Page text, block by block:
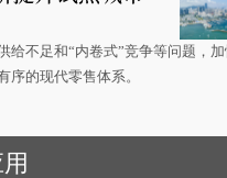
给不足和“内卷式”竞争等问题，
的现代零售体系。